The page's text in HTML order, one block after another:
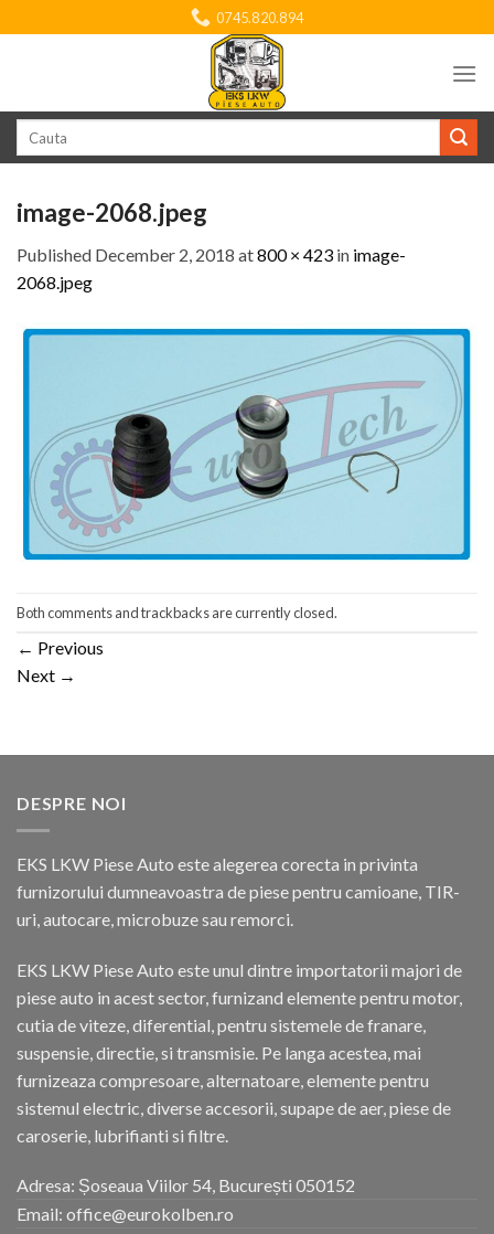
to
0745.820.894
image-2068.jpeg
Published December 2, 2018 at800 × 423 in image-
2068.jpeg
Both comments and trackbacks are currently closed.
← Previous
Next →
DESPRE NOI
EKS LKW Piese Auto este alegerea corecta in privinta
furnizorului dumneavoastra de piese pentru camioane, TIR-
uri, autocare, microbuze sau remorci.
EKS LKW Piese Auto este unul dintre importatorii majori de
piese auto in acest sector, furnizand elemente pentru motor,
cutia de viteze, diferential, pentru sistemele de franare,
suspensie, directie, si transmisie. Pe langa acestea, mai
furnizeaza compresoare, alternatoare, elemente pentru
sistemul electric, diverse accesorii, supape de aer, piese de
caroserie, lubrifianti si filtre.
Adresa: Șoseaua Viilor 54, București 050152
Email: office@eurokolben.ro